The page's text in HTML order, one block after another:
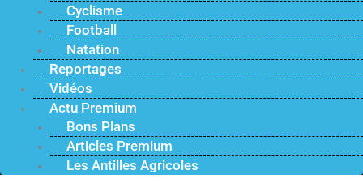
Cyclisme
Football
Natation
Reportages
Vidéos
Actu Premium
Bons Plans
Articles Premium
Les Antilles Agricoles